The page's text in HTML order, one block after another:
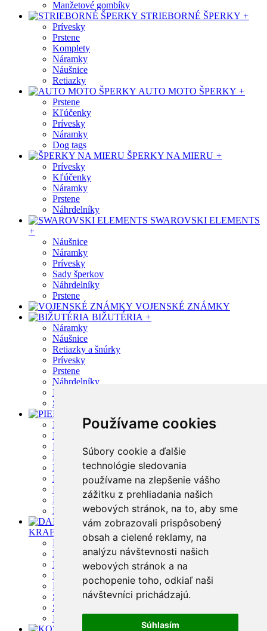
Používame cookies
Súbory cookie a ďalšie
technológie sledovania
používame na zlepšenie vášho
zážitku z prehliadania našich
webových stránok, na to, aby sme
vám zobrazovali prispôsobený
obsah a cielené reklamy, na
analýzu návštevnosti našich
webových stránok a na
pochopenie toho, odkiaľ naši
návštevníci prichádzajú.
Súhlasím
Manžetové gombíky
STRIEBORNÉ ŠPERKY +
Prívesky
Prstene
Komplety
Náramky
Náušnice
Retiazky
AUTO MOTO ŠPERKY +
Prstene
Kľúčenky
Prívesky
Náramky
Dog tags
ŠPERKY NA MIERU +
Prívesky
Kľúčenky
Náramky
Prstene
Náhrdelníky
SWAROVSKI ELEMENTS
+
Náušnice
Náramky
Prívesky
Sady šperkov
Náhrdelníky
Prstene
VOJENSKÉ ZNÁMKY
BIŽUTÉRIA +
Náramky
Náušnice
Retiazky a šnúrky
Prívesky
Prstene
Náhrdelníky
Murano šperky
Shamballa náramky
Piercing do pupka
Piercing do jazyka
Piercing do bradavky
Piercing do brady
Piercing do obočia
Plugy a tunely
Piercing do ucha
Piercing do nosa
Piercing - mix
DARČEKOVÉ
KRABIČKY
Plastové
Kožené
Drevené
Kovové
Papierové
Semišové
Šperkovnice
Darčekové tašky a vrecka